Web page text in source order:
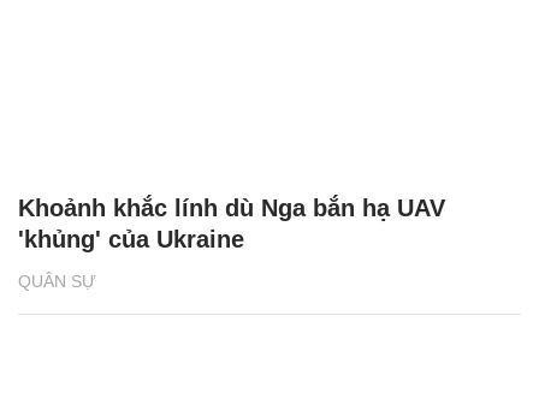
QUÂN SỰ
Khoảnh khắc lính dù Nga bắn hạ UAV
'khủng' của Ukraine